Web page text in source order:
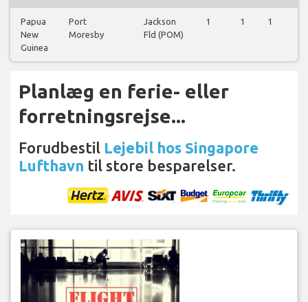
Papua
New
Guinea
Port
Moresby
Jackson
Fld (POM)
1 1 1
Planlæg en ferie- eller
forretningsrejse...
Forudbestil Lejebil hos Singapore
Lufthavn til store besparelser.